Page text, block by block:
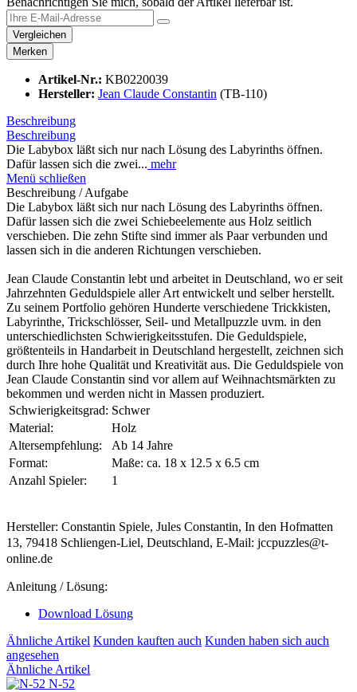
Vergleichen
Merken
Artikel-Nr.: KB0220039
Hersteller: Jean Claude Constantin (TB-110)
Beschreibung
Beschreibung
Die Labybox läßt sich nur nach Lösung des Labyrinths öffnen.
Dafür lassen sich die zwei... mehr
Menü schließen
Beschreibung / Aufgabe
Die Labybox läßt sich nur nach Lösung des Labyrinths öffnen.
Dafür lassen sich die zwei Schiebeelemente aus Holz seitlich
verschieben. Die zehn Stifte sind immer als Paar verbunden und
lassen sich in die anderen Richtungen verschieben.
Jean Claude Constantin lebt und arbeitet in Deutschland, wo er seit
Jahrzehnten Geduldspiele aller Art entwickelt und selber herstellt.
Zu seinem Portfolio gehören Hunderte verschiedene Trickkisten,
Labyrinthe, Trickschlösser, Seil- und Metallpuzzle uvm. in den
unterschiedlichsten Schwierigkeitsstufen. Die Geduldspiele,
größtenteils in Handarbeit in Deutschland hergestellt, zeichnen sich
durch Ihre hohe Qualität und Kreativität aus. Die Geduldspiele von
Jean Claude Constantin sind vor allem auf Weihnachtsmärkten zu
bekommen und werden nicht in Massen produziert.
Schwierigkeitsgrad: Schwer
Material:
Holz
Altersempfehlung:
Ab 14 Jahre
Format:
Maße: ca. 18 x 12.5 x 6.5 cm
Anzahl Spieler:
1
Hersteller: Constantin Spiele, Jules Constantin, In den Hofmatten
13, 79418 Schliengen-Liel, Deutschland, E-Mail: jccpuzzles@t-
online.de
Anleitung / Lösung:
Download Lösung
Ähnliche Artikel Kunden kauften auch Kunden haben sich auch
angesehen
Ähnliche Artikel
N-52